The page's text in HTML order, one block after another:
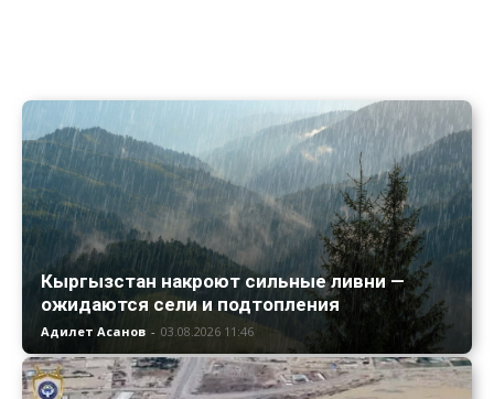
Кыргызстан накроют сильные ливни —
ожидаются сели и подтопления
Адилет Асанов - 03.08.2026 11:46